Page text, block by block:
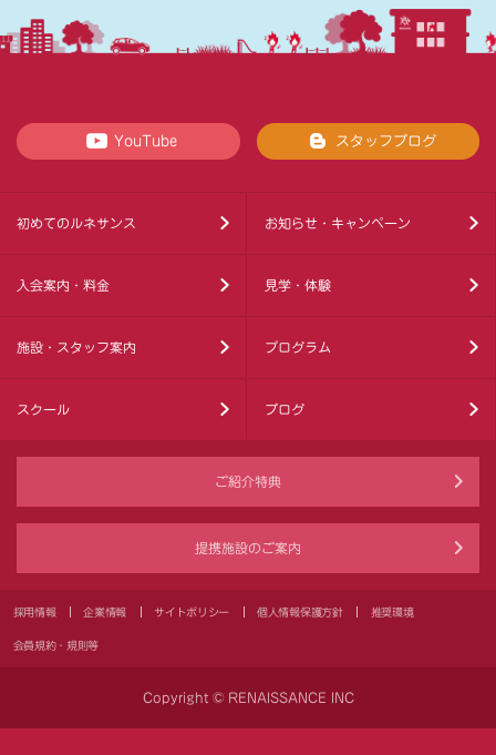
YouTube スタッフブログ
初めてのルネサンス お知らせ・キャンペーン
入会案内・料金 見学・体験
施設・スタッフ案内 プログラム
スクール ブログ
ご紹介特典
提携施設のご案内
採用情報 企業情報 サイトポリシー 個人情報保護方針 推奨環境
会員規約・規則等
Copyright © RENAISSANCE INC